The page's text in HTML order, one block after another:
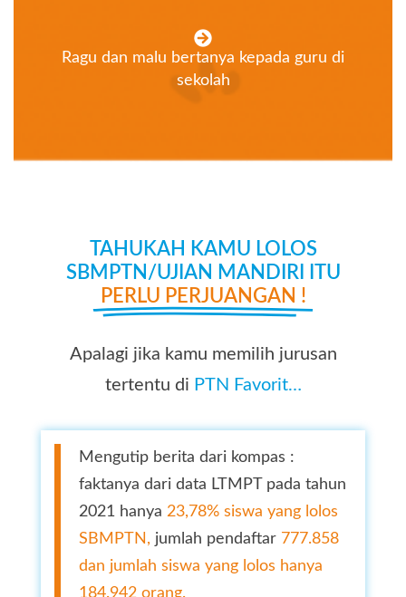
Ragu dan malu bertanya kepada guru di
sekolah
TAHUKAH KAMU LOLOS
SBMPTN/UJIAN MANDIRI ITU
PERLU PERJUANGAN !
Apalagi jika kamu memilih jurusan
tertentu di PTN Favorit…
Mengutip berita dari kompas :
faktanya dari data LTMPT pada tahun
2021 hanya 23,78% siswa yang lolos
SBMPTN, jumlah pendaftar 777.858
dan jumlah siswa yang lolos hanya
184.942 orang.